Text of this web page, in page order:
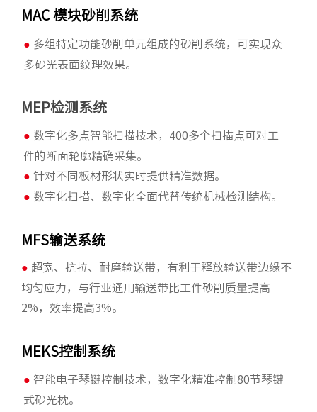
MAC 模块砂削系统
● 多组特定功能砂削单元组成的砂削系统，可实现众
多砂光表面纹理效果。
MEP检测系统
● 数字化多点智能扫描技术，400多个扫描点可对工
件的断面轮廓精确采集。
●针对不同板材形状实时提供精准数据。
● 数字化扫描、数字化全面代替传统机械检测结构。
MFS输送系统
● 超宽、抗拉、耐磨输送带，有利于释放输送带边缘不
均匀应力，与行业通用输送带比工件砂削质量提高
2%，效率提高3%。
MEKS控制系统
● 智能电子琴键控制技术，数字化精准控制80节琴键
式砂光枕。